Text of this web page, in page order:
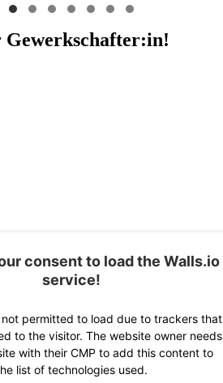
Gewerkschafter:in!
consent to load the Walls.io
service!
permitted to load due to trackers that
to the visitor. The website owner needs
with their CMP to add this content to
list of technologies used.